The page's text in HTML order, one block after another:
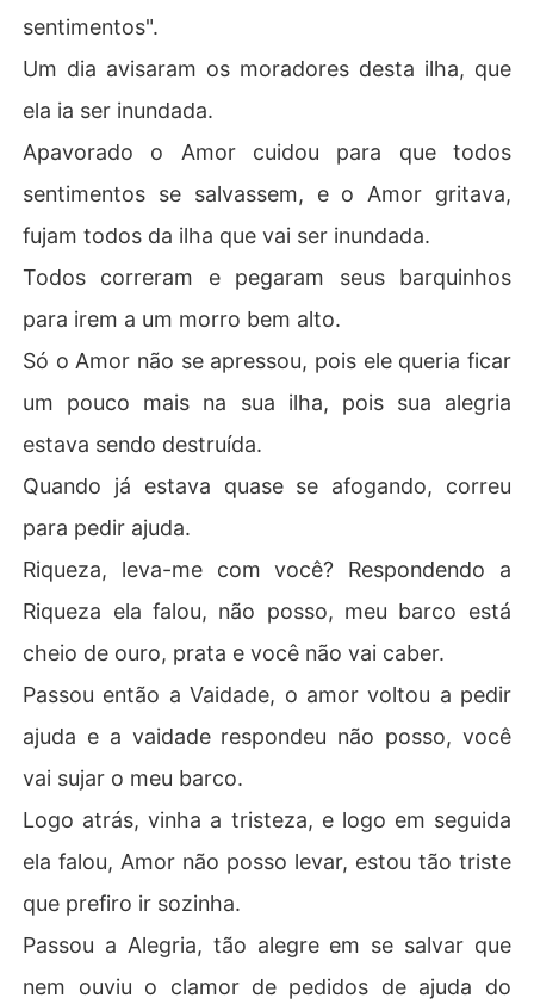
sentimentos".
Um dia avisaram os moradores desta ilha, que
ela ia ser inundada.
Apavorado o Amor cuidou para que todos
sentimentos se salvassem, e o Amor gritava,
fujam todos da ilha que vai ser inundada.
Todos correram e pegaram seus barquinhos
para irem a um morro bem alto.
Só o Amor não se apressou, pois ele queria ficar
um pouco mais na sua ilha, pois sua alegria
estava sendo destruída.
Quando já estava quase se afogando, correu
para pedir ajuda.
Riqueza, leva-me com você? Respondendo a
Riqueza ela falou, não posso, meu barco está
cheio de ouro, prata e você não vai caber.
Passou então a Vaidade, o amor voltou a pedir
ajuda e a vaidade respondeu não posso, você
vai sujar o meu barco.
Logo atrás, vinha a tristeza, e logo em seguida
ela falou, Amor não posso levar, estou tão triste
que prefiro ir sozinha.
Passou a Alegria, tão alegre em se salvar que
nem ouviu o clamor de pedidos de ajuda do